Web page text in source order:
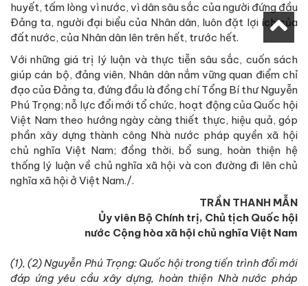
huyết, tấm lòng vì nước, vì dân sâu sắc của người đứng đầu
Đảng ta, người đại biểu của Nhân dân, luôn đặt lợi ích của
đất nước, của Nhân dân lên trên hết, trước hết.
Với những giá trị lý luận và thực tiễn sâu sắc, cuốn sách
giúp cán bộ, đảng viên, Nhân dân nắm vững quan điểm chỉ
đạo của Đảng ta, đứng đầu là đồng chí Tổng Bí thư Nguyễn
Phú Trọng; nỗ lực đổi mới tổ chức, hoạt động của Quốc hội
Việt Nam theo hướng ngày càng thiết thực, hiệu quả, góp
phần xây dựng thành công Nhà nước pháp quyền xã hội
chủ nghĩa Việt Nam; đồng thời, bổ sung, hoàn thiện hệ
thống lý luận về chủ nghĩa xã hội và con đường đi lên chủ
nghĩa xã hội ở Việt Nam./.
TRẦN THANH MẪN
Ủy viên Bộ Chính trị, Chủ tịch Quốc hội
nước Cộng hòa xã hội chủ nghĩa Việt Nam
(1), (2) Nguyễn Phú Trọng: Quốc hội trong tiến trình đổi mới
đáp ứng yêu cầu xây dựng, hoàn thiện Nhà nước pháp